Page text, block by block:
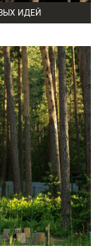
ИДЕЙ